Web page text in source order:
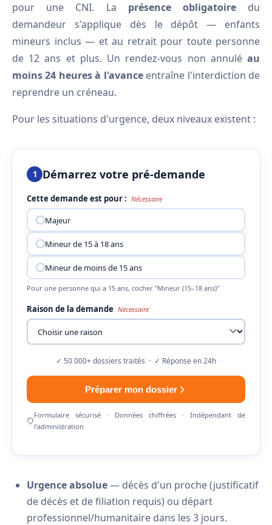
pour une CNI. La présence obligatoiredu
demandeur s'applique dès le dépôt — enfants
mineurs inclus — et au retrait pour toute personne
de 12 ans et plus. Un rendez-vous non annulé au
moins 24 heures à l'avanceentraîne l'interdiction de
reprendre un créneau.
Pour les situations d'urgence, deux niveaux existent :
1 Démarrez votre pré-demande
Cette demande est pour : Nécessaire
Majeur
Mineur de 15 à 18 ans
Mineur de moins de 15 ans
Pour une personne qui a 15 ans, cocher "Mineur (15–18 ans)"
Raison de la demande Nécessaire
✓ 50 000+ dossiers traités · ✓ Réponse en 24h
Préparer mon dossier
Formulaire sécurisé · Données chiffrées · Indépendant de
l'administration
Urgence absolue— décès d'un proche (justificatif
de décès et de filiation requis) ou départ
professionnel/humanitaire dans les 3 jours.